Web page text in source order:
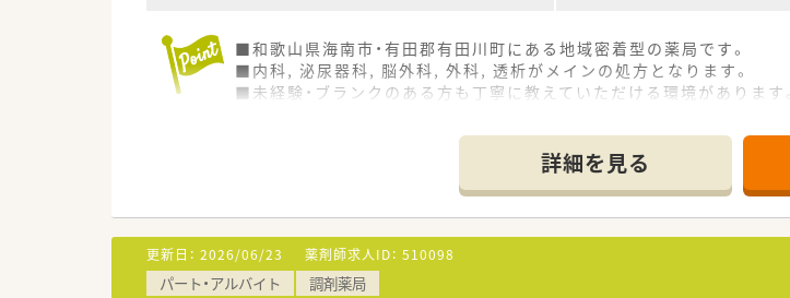
■和歌山県海南市・有田郡有田川町にある地域密着型の薬局です。
■内科, 泌尿器科, 脳外科, 外科, 透析がメインの処方となります。
■未経験・ブランクのある方も丁寧に教えていただける環境があります。
詳細を見る
更新日： 2026/06/23 薬剤師求人ID： 510098
パート・アルバイト 調剤薬局